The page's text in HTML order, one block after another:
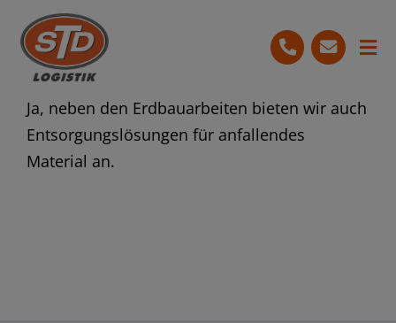
content
Start
Leistungen
Ja, neben den Erdbauarbeiten bieten wir auch
Entsorgungslösungen für anfallendes
Material an.